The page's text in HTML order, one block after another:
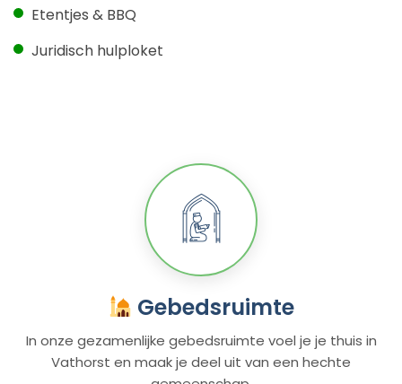
Etentjes & BBQ
Juridisch hulploket
Gebedsruimte
In onze gezamenlijke gebedsruimte voel je je thuis in
Vathorst en maak je deel uit van een hechte